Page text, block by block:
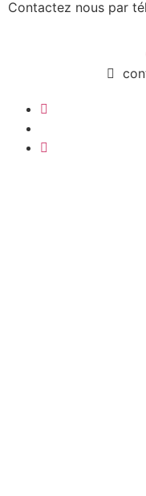
Contactez nous par